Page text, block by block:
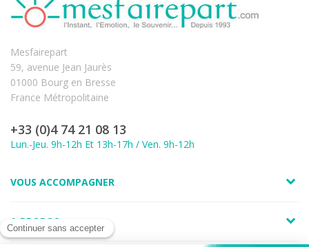
Mesfairepart
59, avenue Jean Jaurès
01000 Bourg en Bresse
France Métropolitaine
+33 (0)4 74 21 08 13
Lun.-Jeu. 9h-12h Et 13h-17h / Ven. 9h-12h
VOUS ACCOMPAGNER
A PROPOS